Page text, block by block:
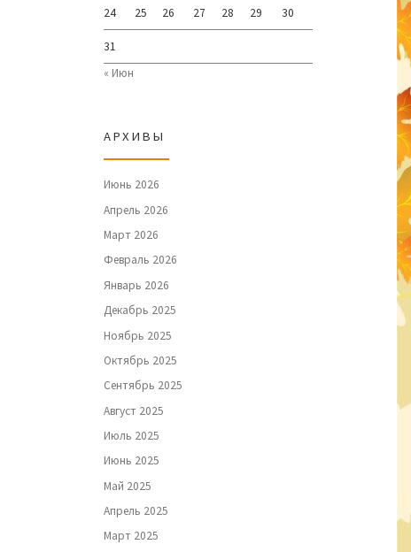
24 25 26 27 28 29 30
31
« Июн
АРХИВЫ
Июнь 2026
Апрель 2026
Март 2026
Февраль 2026
Январь 2026
Декабрь 2025
Ноябрь 2025
Октябрь 2025
Сентябрь 2025
Август 2025
Июль 2025
Июнь 2025
Май 2025
Апрель 2025
Март 2025